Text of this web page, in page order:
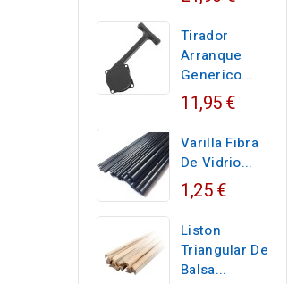
Tirador
Arranque
Generico...
11,95 €
Varilla Fibra
De Vidrio...
1,25 €
Liston
Triangular De
Balsa...